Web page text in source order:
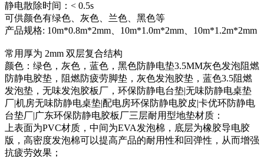
静电散除时间：< 0.5s
可供颜色有绿色、灰色、兰色、黑色等
产品规格: 10m*0.8m*2mm、10m*1.0m*2mm、10m*1.2m*2mm
常用厚为 2mm 双层复合结构
颜色：绿色，灰色，蓝色，黑色防静电垫3.5MM灰色发泡阻燃
防静电胶垫，阻燃防疲劳脚垫，灰色发泡胶垫，蓝色3.5阻燃
发泡垫，无味发泡胶板厂，环保防静电台垫|无味防静电桌垫
厂|机房无味防静电桌垫|配电房环保防静电胶皮|卡优环防静电
台垫厂|广东环保防静电胶板厂三层耐用型地垫材质：
上表面为PVC材质，中间为EVA发泡棉，底层为橡胶导电胶
版，高密度发泡棉可以提高产品的耐用性和回弹性，从而增强
抗疲劳效果；